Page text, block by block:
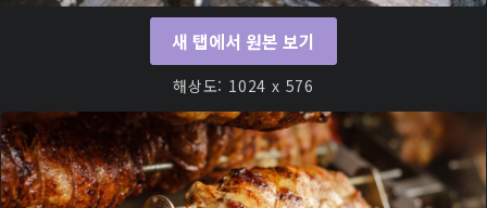
새 탭에서 원본 보기
해상도: 1024 x 576